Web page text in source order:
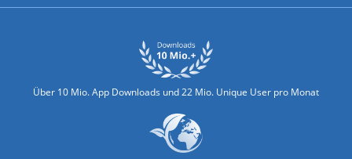
Über 10 Mio. App Downloads und 22 Mio. Unique User pro Monat